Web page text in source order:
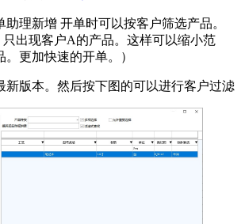
助理新增 开单时可以按客户筛选产品。
只出现客户A的产品。这样可以缩小范
更加快速的开单。）
新版本。然后按下图的可以进行客户过滤